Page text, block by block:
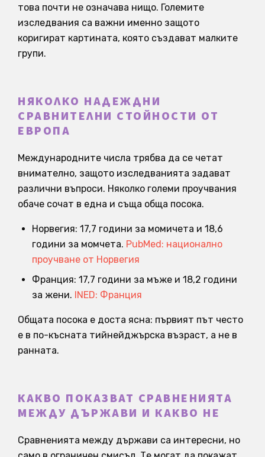
това почти не означава нищо. Големите
изследвания са важни именно защото
коригират картината, която създават малките
групи.
НЯКОЛКО НАДЕЖДНИ
СРАВНИТЕЛНИ СТОЙНОСТИ ОТ
ЕВРОПА
Международните числа трябва да се четат
внимателно, защото изследванията задават
различни въпроси. Няколко големи проучвания
обаче сочат в една и съща обща посока.
Норвегия: 17,7 години за момичета и 18,6
години за момчета. PubMed: национално
проучване от Норвегия
Франция: 17,7 години за мъже и 18,2 години
за жени. INED: Франция
Общата посока е доста ясна: първият път често
е в по-късната тийнейджърска възраст, а не в
ранната.
КАКВО ПОКАЗВАТ СРАВНЕНИЯТА
МЕЖДУ ДЪРЖАВИ И КАКВО НЕ
Сравненията между държави са интересни, но